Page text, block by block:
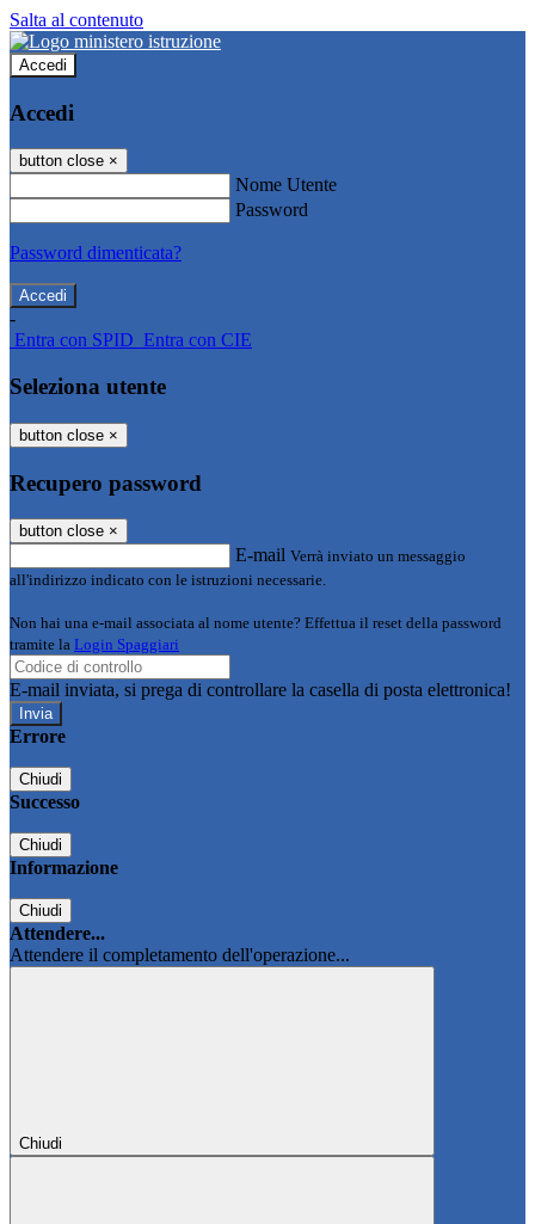
Salta al contenuto
Accedi
Accedi
button close ×
Nome Utente
Password
Password dimenticata?
-
Entra con SPID Entra con CIE
Seleziona utente
button close ×
Recupero password
button close ×
E-mail Verrà inviato un messaggio
all'indirizzo indicato con le istruzioni necessarie.
Non hai una e-mail associata al nome utente? Effettua il reset della password
tramite la Login Spaggiari
E-mail inviata, si prega di controllare la casella di posta elettronica!
Errore
Chiudi
Successo
Chiudi
Informazione
Chiudi
Attendere...
Attendere il completamento dell'operazione...
Chiudi